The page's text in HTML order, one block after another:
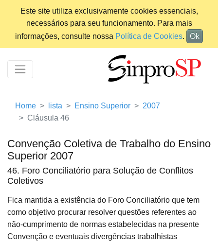
Este site utiliza exclusivamente cookies essenciais,
necessários para seu funcionamento. Para mais
informações, consulte nossa Política de Cookies. Ok
Home lista Ensino Superior
2007
Cláusula 46
Convenção Coletiva de Trabalho do Ensino
Superior 2007
46. Foro Conciliatório para Solução de Conflitos
Coletivos
Fica mantida a existência do Foro Conciliatório que tem
como objetivo procurar resolver questões referentes ao
não-cumprimento de normas estabelecidas na presente
Convenção e eventuais divergências trabalhistas